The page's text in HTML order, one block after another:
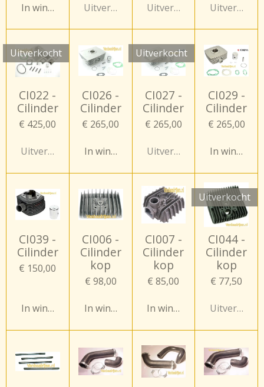
In winkelwagenUitverkocht Uitverkocht Uitverkocht
Uitverkocht
CI022 -
Cilinder
€ 425,00
Uitverkocht
CI026 -
Cilinder
€ 265,00
In winkelwagen
Uitverkocht
CI027 -
Cilinder
€ 265,00
Uitverkocht
CI029 -
Cilinder
€ 265,00
In
CI039 -
Cilinder
€ 150,00
In winkelwagen
CI006 -
Cilinder
kop
€ 98,00
In winkelwagen
CI007 -
Cilinder
kop
€ 85,00
In winkelwagen
Uitverkocht
CI044 -
Cilinder
kop
€ 77,50
Uitverkocht